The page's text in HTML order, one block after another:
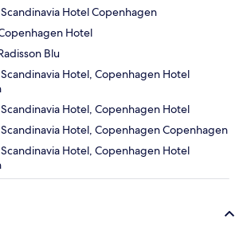
Scandinavia Hotel Copenhagen
Hotel
Blu
Scandinavia Hotel, Copenhagen Hotel
Scandinavia Hotel, Copenhagen Hotel
Scandinavia Hotel, Copenhagen Copenhagen
Scandinavia Hotel, Copenhagen Hotel